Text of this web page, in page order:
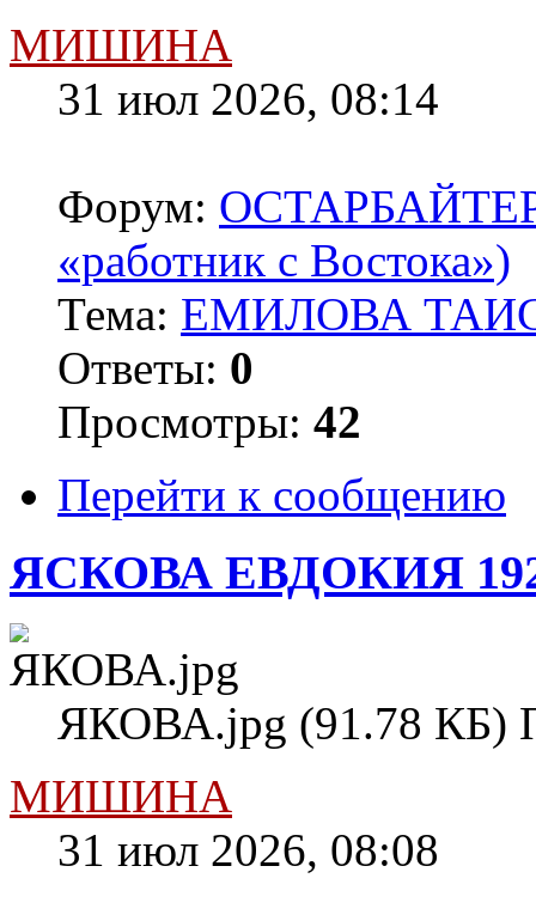
МИШИНА
31 июл 2026, 08:14
Форум:
«работник с Востока»)
Тема: ЕМИЛОВА
Ответы: 0
Просмотры: 42
Перейти к сообщению
ЯСКОВА ЕВДОКИЯ
ЯКОВА.jpg (91.78 КБ)
МИШИНА
31 июл 2026, 08:08